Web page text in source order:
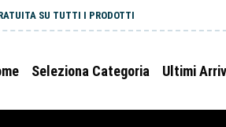
SU TUTTI I PRODOTTI
Seleziona Categoria Ultimi